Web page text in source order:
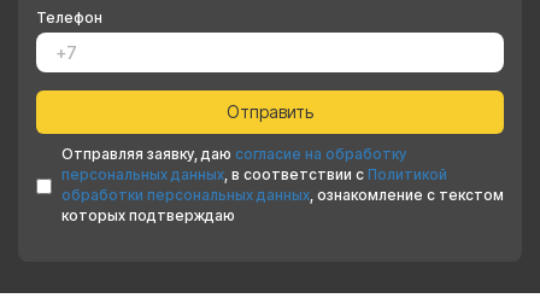
Телефон
Отправляя заявку, даю согласие на обработку
персональных данных, в соответствии с Политикой
обработки персональных данных, ознакомление с текстом
которых подтверждаю